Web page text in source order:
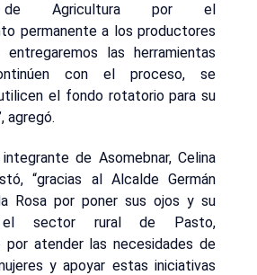
de Agricultura por el
permanente a los productores
las herramientas
con el proceso, se
el fondo rotatorio para su
agregó.
de Asomebnar, Celina
“gracias al Alcalde Germán
Rosa por poner sus ojos y su
sector rural de Pasto,
por atender las necesidades de
y apoyar estas iniciativas